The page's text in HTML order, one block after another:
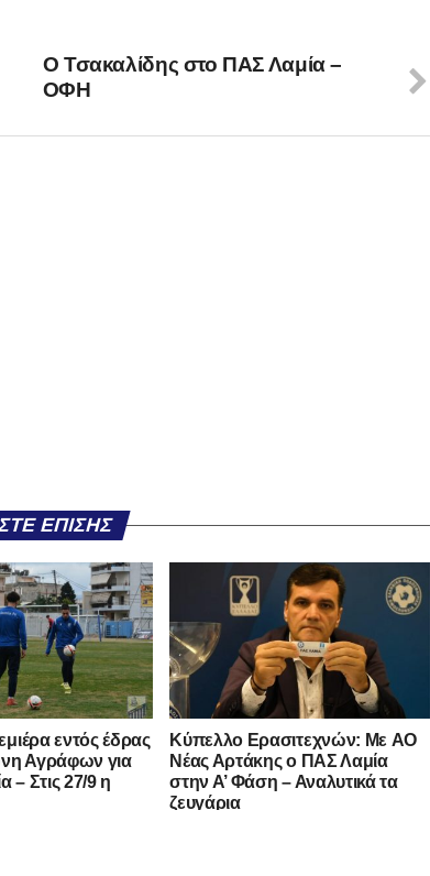
Ο Τσακαλίδης στο ΠΑΣ Λαμία –
ΟΦΗ
ΕΠΊΣΗΣ
εντός έδρας
Αγράφων για
– Στις 27/9 η
Kύπελλο Ερασιτεχνών: Με AO
Nέας Αρτάκης ο ΠΑΣ Λαμία
στην Α’ Φάση – Αναλυτικά τα
ζευγάρια